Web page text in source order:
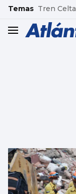
common.go-to-
Temas Tren Celta